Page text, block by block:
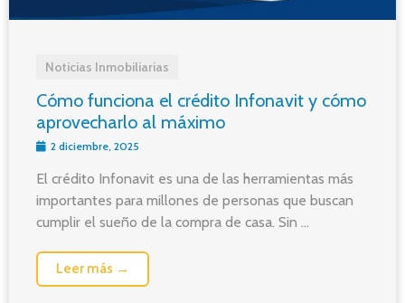
Noticias Inmobiliarias
Cómo funciona el crédito Infonavit y cómo
aprovecharlo al máximo
2 diciembre, 2025
El crédito Infonavit es una de las herramientas más
importantes para millones de personas que buscan
cumplir el sueño de la compra de casa. Sin ...
Leer más →